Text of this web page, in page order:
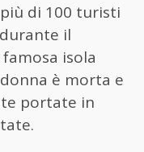
di 100 turisti
durante il
isola
è morta e
portate in